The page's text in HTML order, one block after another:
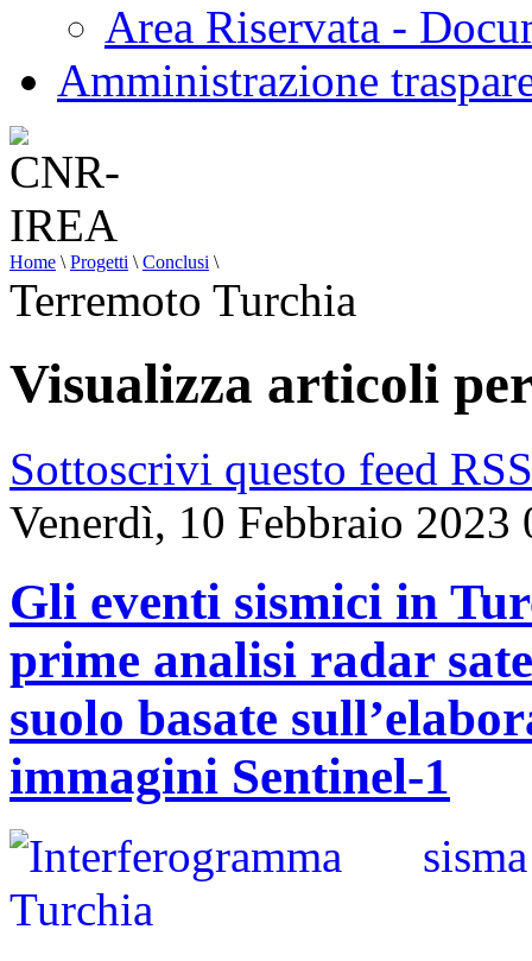
Area Riservata -
Amministrazione
Home \ Progetti \ Conclusi \
Terremoto Turchia
Visualizza articoli
Sottoscrivi questo feed RSS
Venerdì, 10 Febbraio 2023
Gli eventi sismici in
prime analisi radar
suolo basate
immagini Sentinel-1